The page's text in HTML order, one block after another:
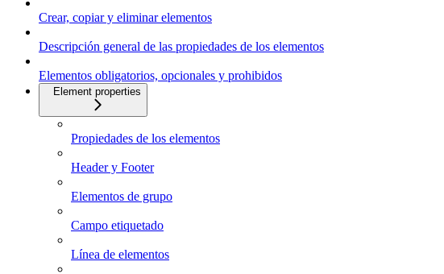
Crear, copiar y eliminar elementos
Descripción general de las propiedades de los elementos
Elementos obligatorios, opcionales y prohibidos
Element properties
Propiedades de los elementos
Header y Footer
Elementos de grupo
Campo etiquetado
Línea de elementos